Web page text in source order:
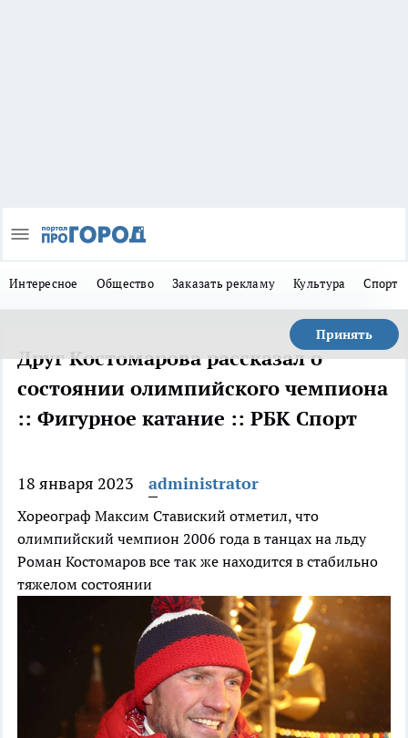
Интересное Общество Заказать рекламу Культура Спорт
Принять
Друг Костомарова рассказал о
состоянии олимпийского чемпиона
:: Фигурное катание :: РБК Спорт
18 января 2023 administrator
Хореограф Максим Ставиский отметил, что
олимпийский чемпион 2006 года в танцах на льду
Роман Костомаров все так же находится в стабильно
тяжелом состоянии